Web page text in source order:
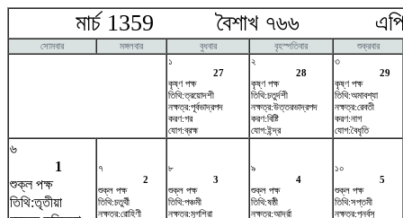
মার্চ 1359 বৈশাখ ৭৬৬
সোমবার মঙ্গলবার বুধবার বৃহস্পতিবার
শুক্রবার
১
27
কৃষ্ণ পক্ষ
তিথি:ত্রয়োদশী
নক্ষত্র:পূর্বভাদ্রপদ
করণ:গর
যোগ:ব্রহ্ম
২
28
কৃষ্ণ পক্ষ
তিথি:চতুর্দশী
নক্ষত্র:উত্তরভাদ্রপদ
করণ:বিষ্টি
যোগ:ইন্দ্র
৩
29
কৃষ্ণ পক্ষ
তিথি:অমাবশ্যা
নক্ষত্র:রেবতী
করণ:নাগ
যোগ:বৈধৃতি
৬
1
শুক্ল পক্ষ
তিথি:তৃতীয়া
৭
2
শুক্ল পক্ষ
তিথি:চতুর্থী
নক্ষত্র:রোহিণী
৮
3
শুক্ল পক্ষ
তিথি:পঞ্চমী
নক্ষত্র:মৃগশিরা
৯
4
শুক্ল পক্ষ
তিথি:ষষ্ঠী
নক্ষত্র:আর্দ্রা
১০
5
শুক্ল পক্ষ
তিথি:সপ্তমী
নক্ষত্র:পুনর্বসু